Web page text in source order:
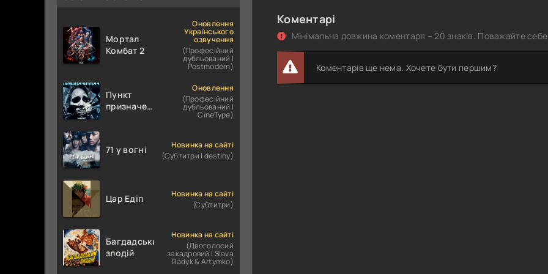
Коментарі
Мінімальна довжина коментаря – 20 знаків. Поважайте себе
Коментарів ще нема. Хочете бути першим?
Мортал
Комбат 2
Оновлення
Українського
озвучення
(Професійний
дубльований |
Postmodern)
Пункт
призначення
Оновлення
(Професійний
дубльований |
CineType)
71 у вогні
Новинка на сайті
(Субтитри | destiny)
Цар Едіп
Новинка на сайті
(Субтитри)
Багдадський
злодій
Новинка на сайті
(Двоголосий
закадровий | Slava
Radyk & Artymko)